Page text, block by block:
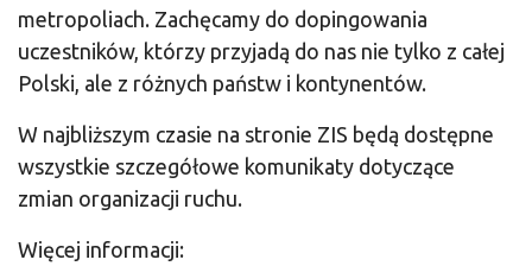
metropoliach. Zachęcamy do dopingowania
uczestników, którzy przyjadą do nas nie tylko z całej
Polski, ale z różnych państw i kontynentów.
W najbliższym czasie na stronie ZIS będą dostępne
wszystkie szczegółowe komunikaty dotyczące
zmian organizacji ruchu.
Więcej informacji: